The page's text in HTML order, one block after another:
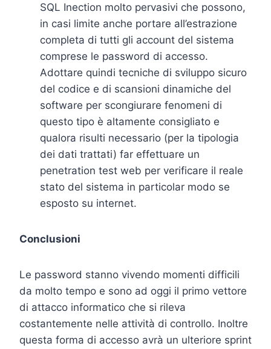
SQL Inection molto pervasivi che possono,
in casi limite anche portare all’estrazione
completa di tutti gli account del sistema
comprese le password di accesso.
Adottare quindi tecniche di sviluppo sicuro
del codice e di scansioni dinamiche del
software per scongiurare fenomeni di
questo tipo è altamente consigliato e
qualora risulti necessario (per la tipologia
dei dati trattati) far effettuare un
penetration test web per verificare il reale
stato del sistema in particolar modo se
esposto su internet.
Conclusioni
Le password stanno vivendo momenti difficili
da molto tempo e sono ad oggi il primo vettore
di attacco informatico che si rileva
costantemente nelle attività di controllo. Inoltre
questa forma di accesso avrà un ulteriore sprint